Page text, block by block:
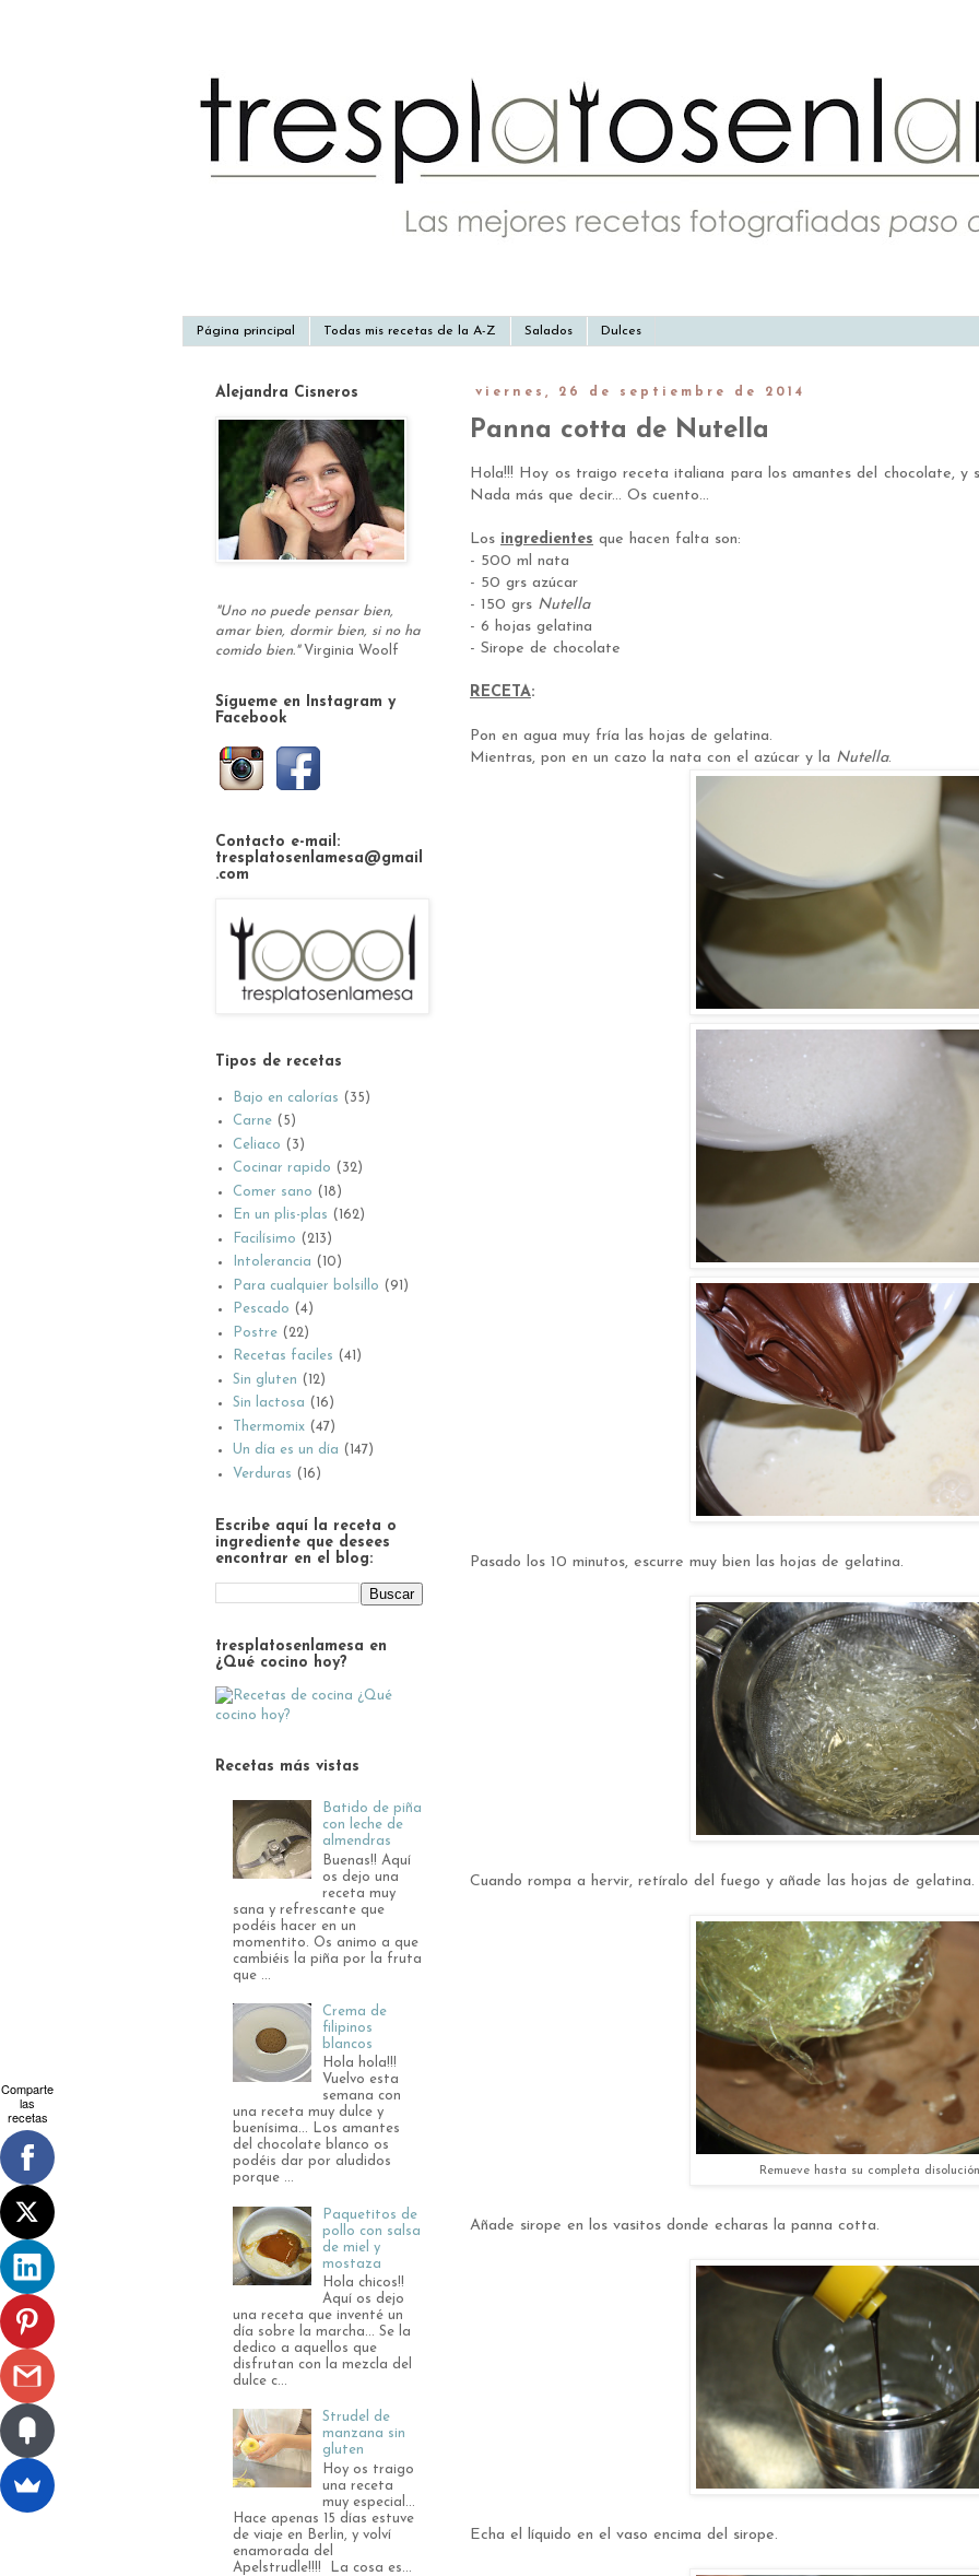
Página principal Todas mis recetas de la A-Z Salados Dulces
viernes, 26 de septiembre de 2014
Panna cotta de Nutella
Hola!!! Hoy os traigo receta italiana para los amantes del chocolate, y
Nada más que decir... Os cuento...
Los ingredientes que hacen falta son:
- 500 ml nata
- 50 grs azúcar
- 150 grs Nutella
- 6 hojas gelatina
- Sirope de chocolate
RECETA:
Pon en agua muy fría las hojas de gelatina.
Mientras, pon en un cazo la nata con el azúcar y la Nutella.
Pasado los 10 minutos, escurre muy bien las hojas de gelatina.
Cuando rompa a hervir, retíralo del fuego y añade las hojas de gelatina.
Remueve hasta su completa
Añade sirope en los vasitos donde echaras la panna cotta.
Echa el líquido en el vaso encima del sirope.
Alejandra Cisneros
"Uno no puede pensar bien,
amar bien, dormir bien, si no ha
comido bien." Virginia Woolf
Sígueme en Instagram y
Facebook
Contacto e-mail:
tresplatosenlamesa@gmail
.com
Tipos de recetas
Bajo en calorías (35)
Carne (5)
Celiaco (3)
Cocinar rapido (32)
Comer sano (18)
En un plis-plas (162)
Facilísimo (213)
Intolerancia (10)
Para cualquier bolsillo (91)
Pescado (4)
Postre (22)
Recetas faciles (41)
Sin gluten (12)
Sin lactosa (16)
Thermomix (47)
Un día es un día (147)
Verduras (16)
Escribe aquí la receta o
ingrediente que desees
encontrar en el blog:
tresplatosenlamesa en
¿Qué cocino hoy?
Recetas más vistas
Batido de piña
con leche de
almendras
Buenas!! Aquí
os dejo una
receta muy
sana y refrescante que
podéis hacer en un
momentito. Os animo a que
cambiéis la piña por la fruta
que ...
Crema de
filipinos
blancos
Hola hola!!!
Vuelvo esta
semana con
una receta muy dulce y
buenísima... Los amantes
del chocolate blanco os
podéis dar por aludidos
porque ...
Paquetitos de
pollo con salsa
de miel y
mostaza
Hola chicos!!
Aquí os dejo
una receta que inventé un
día sobre la marcha... Se la
dedico a aquellos que
disfrutan con la mezcla del
dulce c...
Strudel de
manzana sin
gluten
Hoy os traigo
una receta
muy especial...
Hace apenas 15 días estuve
de viaje en Berlin, y volví
enamorada del
Apelstrudle!!!! La cosa es...
Comparte
las
recetas